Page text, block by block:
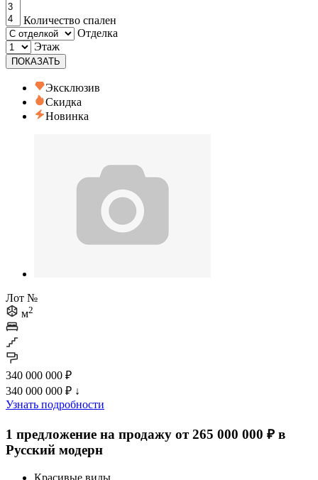
Количество спален
Отделка
Этаж
ПОКАЗАТЬ
Эксклюзив
Скидка
Новинка
Лот №
м2
340 000 000 ₽
340 000 000 ₽ ↓
Узнать подробности
1 предложение на продажу от 265 000 000 ₽ в
Русский модерн
Красивые виды